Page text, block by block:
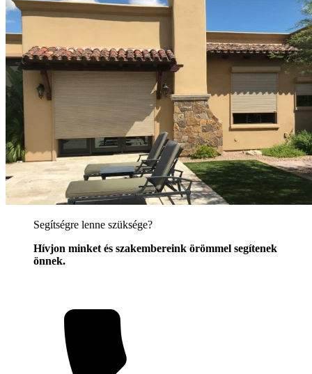
Segítségre lenne szüksége?
Hívjon minket és szakembereink örömmel segítenek
önnek.